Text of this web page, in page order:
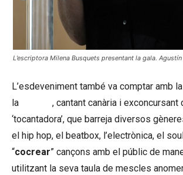
L’escriptora Milena Busquets presentant la gala.
L’esdeveniment també va comptar amb
la
, cantant canària i exconcursant
‘tocantadora’, que barreja diversos
el hip hop, el beatbox, l’electrònica, el
“cocrear” cançons amb el públic de
utilitzant la seva taula de mescles